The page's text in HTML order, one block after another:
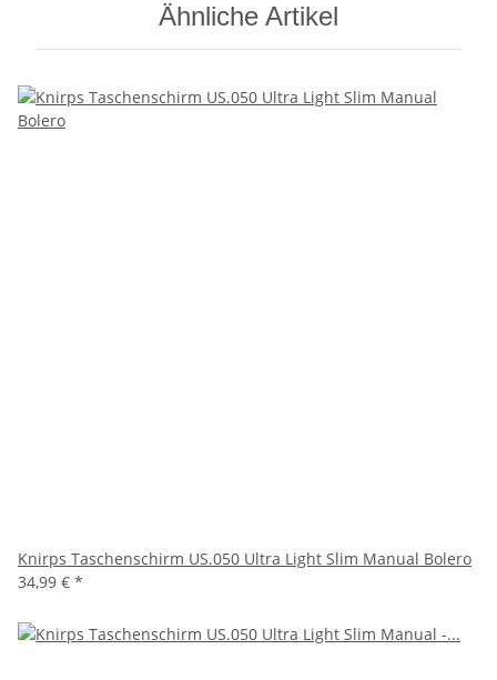
Ähnliche Artikel
Knirps Taschenschirm US.050 Ultra Light Slim Manual Bolero
34,99 € *